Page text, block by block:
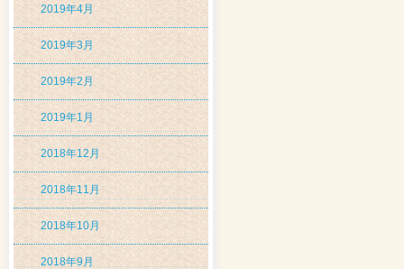
2019年4月
2019年3月
2019年2月
2019年1月
2018年12月
2018年11月
2018年10月
2018年9月